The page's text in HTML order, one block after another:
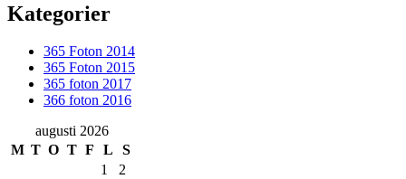
Kategorier
365 Foton 2014
365 Foton 2015
365 foton 2017
366 foton 2016
augusti 2026
M T O T F L S
1
2